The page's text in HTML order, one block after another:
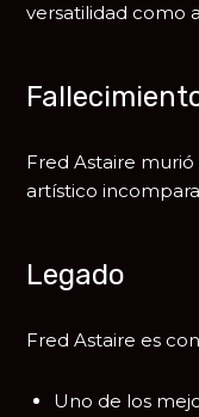
versatilidad como
Fred Astaire
artístico
Legado
Fred Astaire es
Uno de los